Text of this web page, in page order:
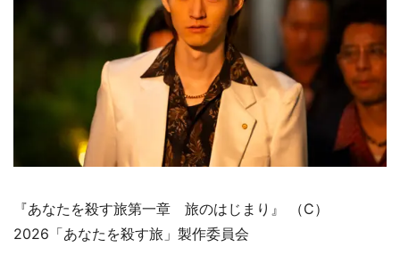
『あなたを殺す旅第一章 旅のはじまり』 （C）
2026「あなたを殺す旅」製作委員会